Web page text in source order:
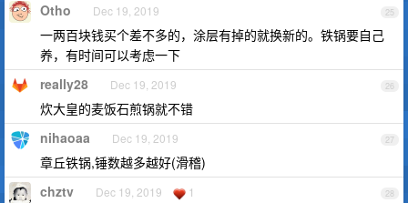
25
Otho Dec 19, 2019
一两百块钱买个差不多的，涂层有掉的就换新的。铁锅要自己
养，有时间可以考虑一下
26
really28 Dec 19, 2019
炊大皇的麦饭石煎锅就不错
27
nihaoaa Dec 19, 2019
章丘铁锅,锤数越多越好(滑稽)
28
chztv Dec 19, 2019 1